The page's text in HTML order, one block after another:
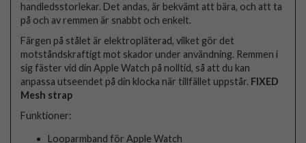
handledsstorlekar. Det andas, är bekvämt att bära, och att ta
på och av remmen är snabbt och enkelt.
Färgen på stålet är elektropläterad, vilket gör det
motståndskraftigt mot skador under användning. Remmen i
sig fäster vid din Apple Watch på nolltid, så att du kan
anpassa utseendet på din klocka när tillfället uppstår. FIXED
Mesh strap
Funktioner:
Looparmband för Apple Watch